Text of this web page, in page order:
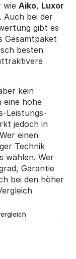
wie Aiko, Luxor
Auch bei der
gibt es
Gesamtpaket
besten
kein
eine hohe
Leistungs-
jedoch in
einen
Technik
wählen. Wer
Garantie
bei den höher